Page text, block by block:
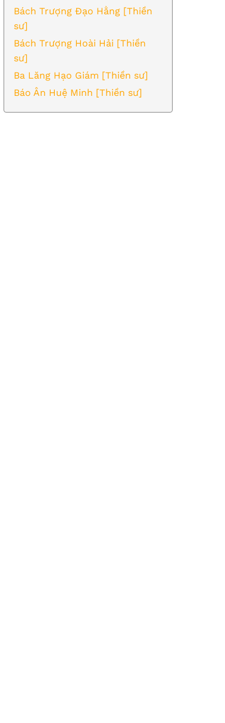
Bách Trượng Đạo Hằng [Thiền
sư]
Bách Trượng Hoài Hải [Thiền
sư]
Ba Lăng Hạo Giám [Thiền sư]
Báo Ân Huệ Minh [Thiền sư]